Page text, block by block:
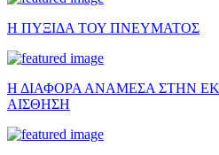
Η ΠΥΞΙΔΑ ΤΟΥ ΠΝΕΥΜΑΤΟΣ
Η ΔΙΑΦΟΡΑ ΑΝΑΜΕΣΑ ΣΤΗΝ
ΑΙΣΘΗΣΗ